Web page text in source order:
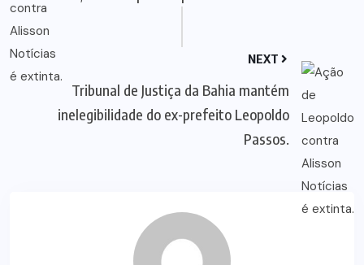
NEXT
Tribunal de Justiça da Bahia mantém
inelegibilidade do ex-prefeito Leopoldo
Passos.